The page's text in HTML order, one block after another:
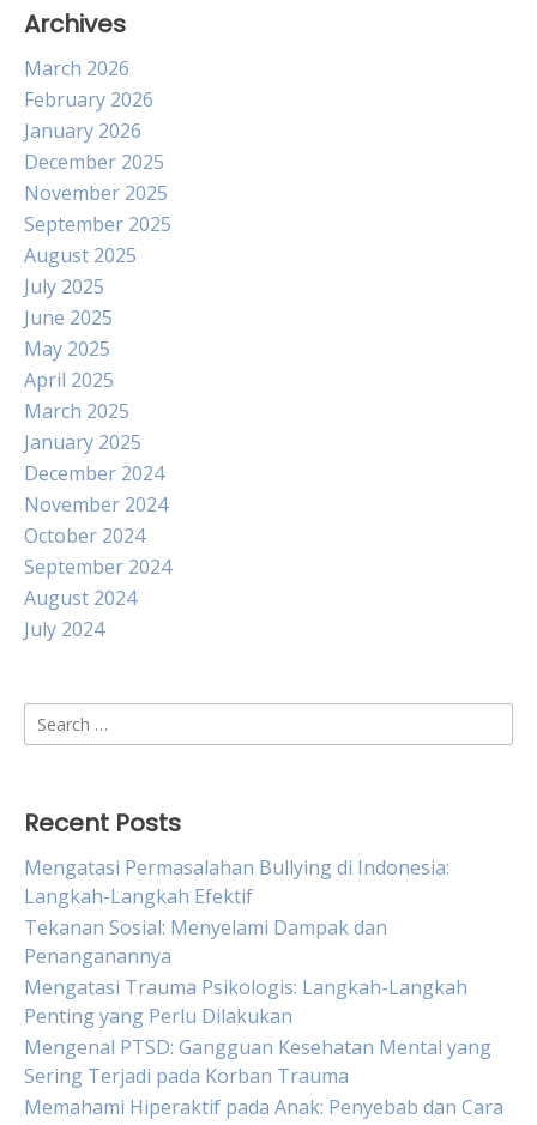
Archives
March 2026
February 2026
January 2026
December 2025
November 2025
September 2025
August 2025
July 2025
June 2025
May 2025
April 2025
March 2025
January 2025
December 2024
November 2024
October 2024
September 2024
August 2024
July 2024
Search
for:
Recent Posts
Mengatasi Permasalahan Bullying di Indonesia:
Langkah-Langkah Efektif
Tekanan Sosial: Menyelami Dampak dan
Penanganannya
Mengatasi Trauma Psikologis: Langkah-Langkah
Penting yang Perlu Dilakukan
Mengenal PTSD: Gangguan Kesehatan Mental yang
Sering Terjadi pada Korban Trauma
Memahami Hiperaktif pada Anak: Penyebab dan Cara